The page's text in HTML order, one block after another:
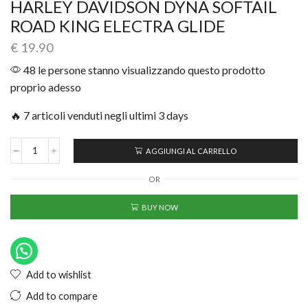
HARLEY DAVIDSON DYNA SOFTAIL
ROAD KING ELECTRA GLIDE
€ 19.90
48 le persone stanno visualizzando questo prodotto
proprio adesso
🔥 7 articoli venduti negli ultimi 3 days
AGGIUNGI AL CARRELLO
OR
BUY NOW
Add to wishlist
Add to compare